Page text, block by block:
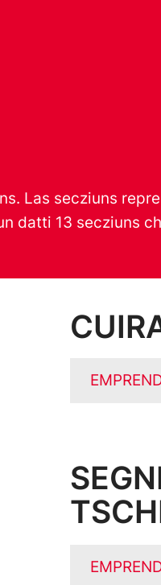
Las secziuns
datti 13 secziuns